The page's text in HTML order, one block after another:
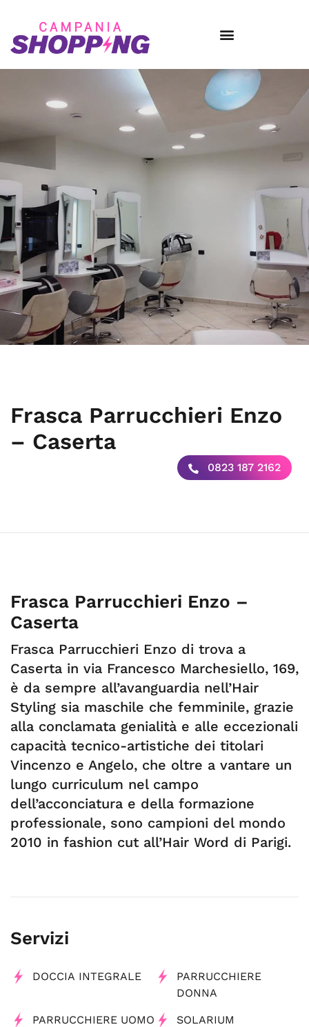
Frasca Parrucchieri Enzo
– Caserta
0823 187 2162
Frasca Parrucchieri Enzo –
Caserta
Frasca Parrucchieri Enzo di trova a
Caserta in via Francesco Marchesiello, 169,
è da sempre all’avanguardia nell’Hair
Styling sia maschile che femminile, grazie
alla conclamata genialità e alle eccezionali
capacità tecnico-artistiche dei titolari
Vincenzo e Angelo, che oltre a vantare un
lungo curriculum nel campo
dell’acconciatura e della formazione
professionale, sono campioni del mondo
2010 in fashion cut all’Hair Word di Parigi.
Servizi
DOCCIA INTEGRALE
PARRUCCHIERE
DONNA
PARRUCCHIERE UOMO
SOLARIUM